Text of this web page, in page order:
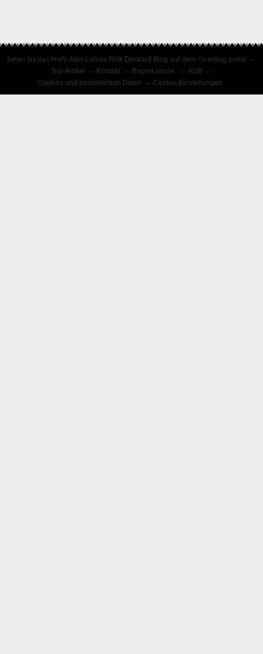
Sehen Sie das ProfilAlan Lomax Rick Deckard Blog auf dem Overblog portal
Top-Artikel
Kontakt Report abuse
AGB
Cookies und persönlichen Daten
Cookie-Einstellungen